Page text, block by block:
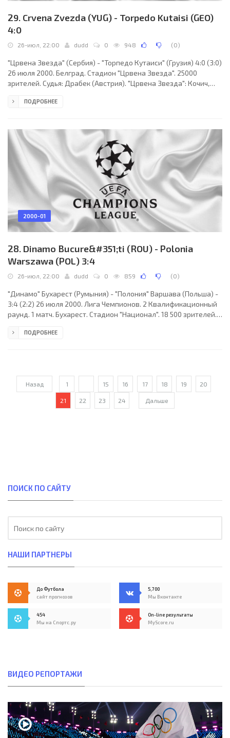
29. Crvena Zvezda (YUG) - Torpedo Kutaisi (GEO)
4:0
26-июл, 22:00 dudd 0 948 (0)
"Црвена Звезда" (Сербия) - "Торпедо Кутаиси" (Грузия) 4:0 (3:0)
26 июля 2000. Белград. Стадион "Црвена Звезда". 25000
зрителей. Судья: Драбек (Австрия). "Црвена Звезда": Кочич,
Леринц (Зорич, 40), Гвозденович, Илич, Бошкович, Друлич,
(Кветенадзе, 46), Сичинава, Чхетиани, Гучуа, Ахвледиани,
Хвадагиани, Мегреладзе (Имедадзе,
ПОДРОБНЕЕ
2000-01
28. Dinamo Bucure&#351;ti (ROU) - Polonia
Warszawa (POL) 3:4
26-июл, 22:00 dudd 0 859 (0)
"Динамо" Бухарест (Румыния) - "Полония" Варшава (Польша) -
3:4 (2:2) 26 июля 2000. Лига Чемпионов. 2 Квалификационный
раунд. 1 матч. Бухарест. Стадион "Национал". 18 500 зрителей.
САМАНЬЕГО, Хосе Педро МЕНДОСА КАСТЕЛЬЯНО (все -
Кельбович, Калишан, Чисельски (Выцишкевич, 46),
ПОДРОБНЕЕ
Назад 1 15 16 17 18 19 20
21 22 23 24 Дальше
ПОИСК ПО САЙТУ
НАШИ ПАРТНЕРЫ
До Футбола
сайт прогнозов
5,700
Мы Вконтакте
454
Мы на Спортс.ру
On-line результаты
MyScore.ru
ВИДЕО РЕПОРТАЖИ